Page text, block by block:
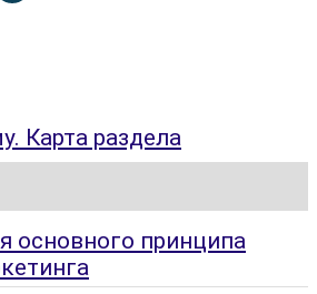
Карта раздела
основного принципа